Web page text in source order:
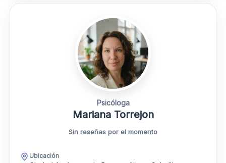
Psicóloga
Mariana Torrejon
Sin reseñas por el momento
Ubicación